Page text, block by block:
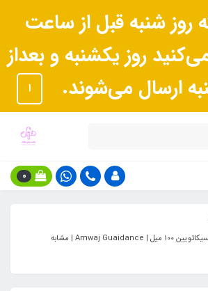
روز شنبه قبل از ساعت
روز یکشنبه و بعداز
ارسال می‌شوند.
ا
0
ادکلن آمواج گایدنس جسیکاتویین 100 میل | Amwaj Guaidance | مشابه